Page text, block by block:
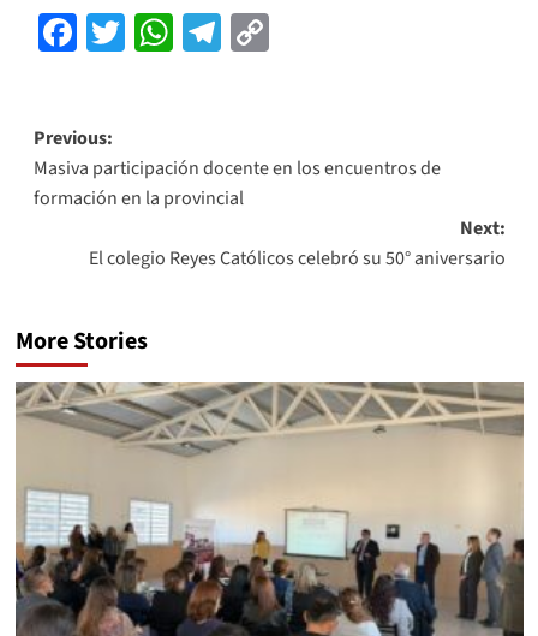
Facebook
Twitter
WhatsApp
Telegram
Copy
Previous:
Masiva participación docente en los encuentros de
formación en la provincial
Next:
El colegio Reyes Católicos celebró su 50° aniversario
More Stories